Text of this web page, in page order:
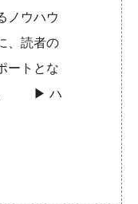
ノウハウ
、読者の
ートとな
す。 ▶︎ハ